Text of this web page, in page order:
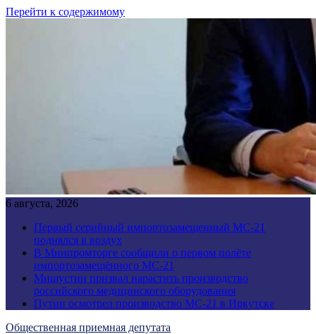
Перейти к содержимому
6 августа, 2026
Первый серийный импортозамещенный МС-21
поднялся в воздух
В Минпромторге сообщили о первом полёте
импортозамещённого МС-21
Мишустин призвал нарастить производство
российского медицинского оборудования
Путин осмотрел производство МС-21 в Иркутске
Общественная приемная депутата